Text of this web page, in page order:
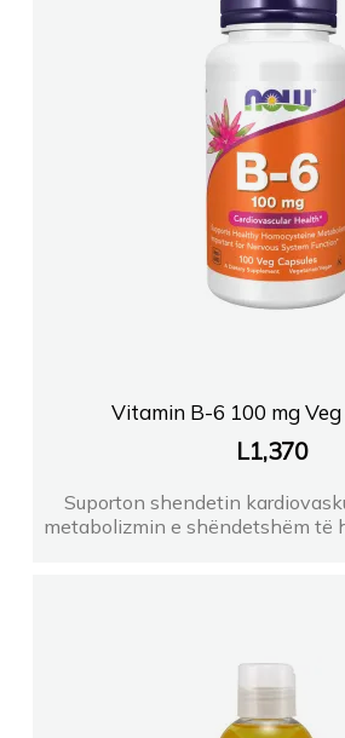
Vitamin B-6 100 mg Veg
L1,370
Suporton shendetin
metabolizmin e shëndetshëm të